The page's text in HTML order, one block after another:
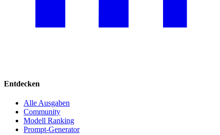
Entdecken
Alle Ausgaben
Community
Modell Ranking
Prompt-Generator